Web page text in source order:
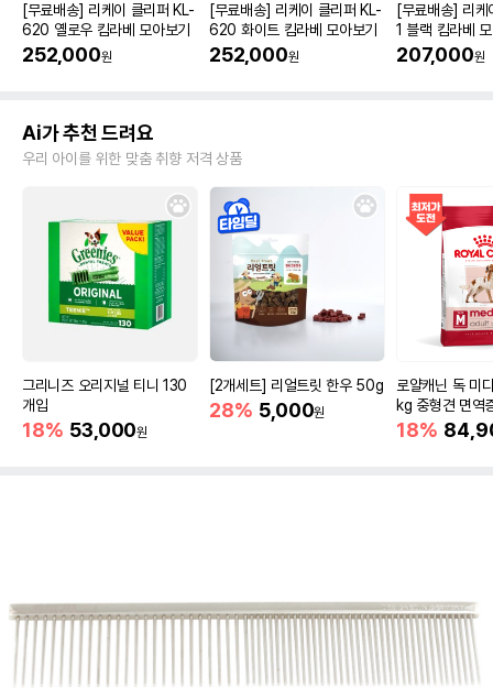
[무료배송] 리케이 클리퍼 KL-
620 옐로우 킴라베 모아보기
252,000원
[무료배송] 리케이 클리퍼 KL-
620 화이트 킴라베 모아보기
252,000원
[무료배송] 리
1 블랙 킴라베
207,000원
Ai가 추천 드려요
우리 아이를 위한 맞춤 취향 저격 상품
그리니즈 오리지널 티니 130
개입
18% 53,000원
[2개세트] 리얼트릿 한우 50g
28% 5,000원
로얄캐닌 독 미
kg 중형견 면역
18%